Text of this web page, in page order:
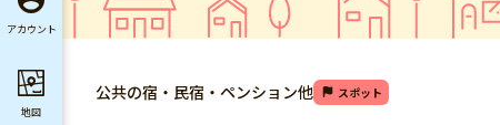
公共の宿・民宿・ペンション他 スポット
アカウント
地図